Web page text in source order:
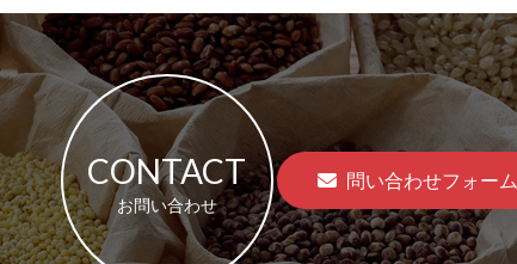
CONTACT
お問い合わせ
問い合わせフォーム